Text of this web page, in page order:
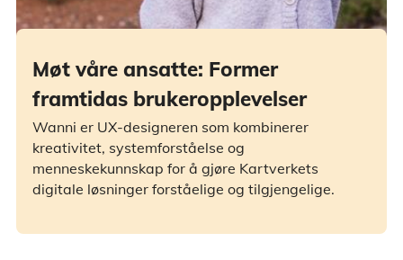
Møt våre ansatte: Former
framtidas brukeropplevelser
Wanni er UX-designeren som kombinerer
kreativitet, systemforståelse og
menneskekunnskap for å gjøre Kartverkets
digitale løsninger forståelige og tilgjengelige.